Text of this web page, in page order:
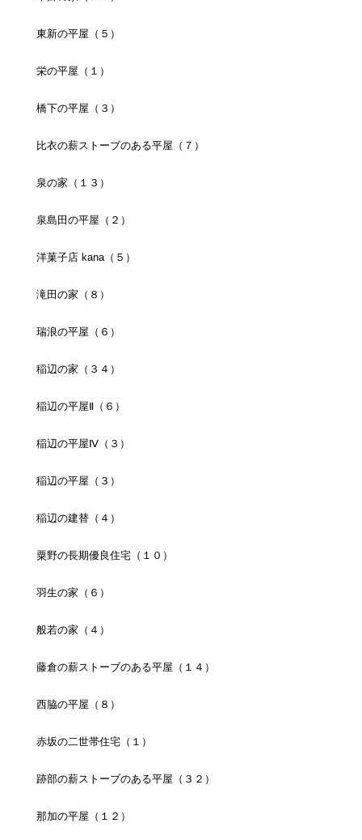
東新の平屋（５）
栄の平屋（１）
橋下の平屋（３）
比衣の薪ストーブのある平屋（７）
泉の家（１３）
泉島田の平屋（２）
洋菓子店 kana（５）
滝田の家（８）
瑞浪の平屋（６）
稲辺の家（３４）
稲辺の平屋Ⅱ（６）
稲辺の平屋Ⅳ（３）
稲辺の平屋（３）
稲辺の建替（４）
粟野の長期優良住宅（１０）
羽生の家（６）
般若の家（４）
藤倉の薪ストーブのある平屋（１４）
西脇の平屋（８）
赤坂の二世帯住宅（１）
跡部の薪ストーブのある平屋（３２）
那加の平屋（１２）